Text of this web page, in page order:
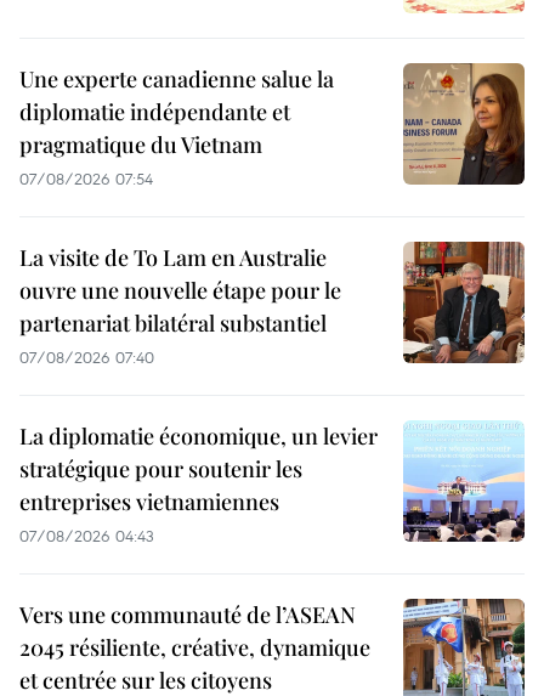
Une experte canadienne salue la
diplomatie indépendante et
pragmatique du Vietnam
07/08/2026 07:54
La visite de To Lam en Australie
ouvre une nouvelle étape pour le
partenariat bilatéral substantiel
07/08/2026 07:40
La diplomatie économique, un levier
stratégique pour soutenir les
entreprises vietnamiennes
07/08/2026 04:43
Vers une communauté de l’ASEAN
2045 résiliente, créative, dynamique
et centrée sur les citoyens